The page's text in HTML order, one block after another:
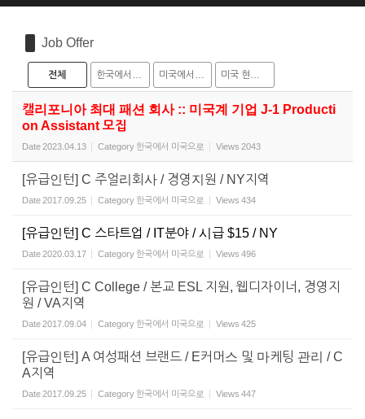
Job Offer
전체 한국에서 미국으로 미국에서 한국으로 미국 현지 채용
캘리포니아 최대 패션 회사 :: 미국계 기업 J-1 Producti
on Assistant 모집
Date2023.04.13 Category 한국에서 미국으로 Views 2043
[유급인턴] C 주얼리회사 / 경영지원 / NY지역
Date2017.09.25 Category 한국에서 미국으로 Views 434
[유급인턴] C 스타트업 / IT분야 / 시급 $15 / NY
Date2020.03.17 Category 한국에서 미국으로 Views 496
[유급인턴] C College / 본교 ESL 지원, 웹디자이너, 경영지
원 / VA지역
Date2017.09.04 Category 한국에서 미국으로 Views 425
[유급인턴] A 여성패션 브랜드 / E커머스 및 마케팅 관리 / C
A지역
Date2017.09.25 Category 한국에서 미국으로 Views 447